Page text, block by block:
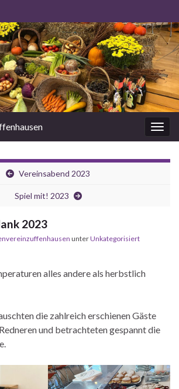
Vereinsabend 2023
Spiel mit! 2023
2023
unterUnkategorisiert
alles andere als herbstlich
die zahlreich erschienen Gäste
und betrachteten gespannt die